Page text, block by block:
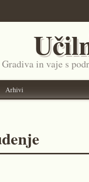
Gradiva in vaje s
Arhivi